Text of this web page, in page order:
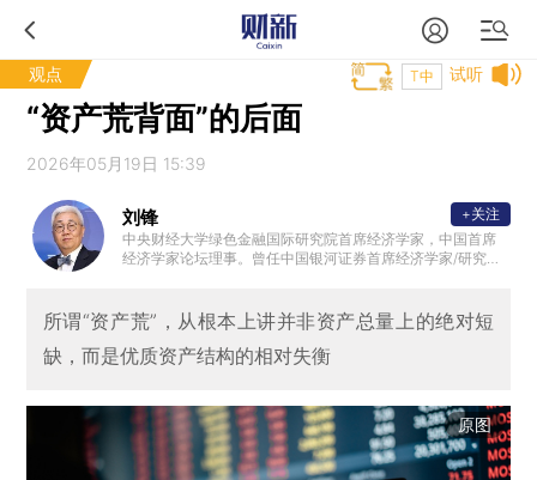
观点 试听
T中
“资产荒背面”的后面
2026年05月19日 15:39
刘锋
中央财经大学绿色金融国际研究院首席经济学家，中国首席
经济学家论坛理事。曾任中国银河证券首席经济学家/研究院
，国家发改委宏观智库联盟成员；瑞士信托咨询合伙人，现
代国际金融理财标准（上海）有限公司创始董事长，国际金
融理财标准委员会（FPSB）中国专家委员会秘书长，中国银
+关注
所谓“资产荒”，从根本上讲并非资产总量上的绝对短
缺，而是优质资产结构的相对失衡
原图